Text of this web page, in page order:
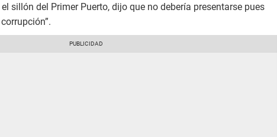
sillón del Primer Puerto, dijo que no debería presentarse pues